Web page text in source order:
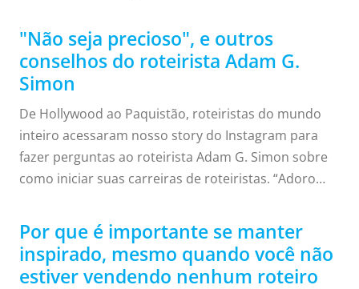
"Não seja precioso", e outros
conselhos do roteirista Adam G.
Simon
De Hollywood ao Paquistão, roteiristas do mundo
inteiro acessaram nosso story do Instagram para
fazer perguntas ao roteirista Adam G. Simon sobre
como iniciar suas carreiras de roteiristas. “Adoro
afirmou ele à comunidade de escritores. “Quero que
mais pessoas obtenham sucesso. Quero mais
pessoas participando. Quero mais pessoas criando
Por que é importante se manter
inspirado, mesmo quando você não
estiver vendendo nenhum roteiro